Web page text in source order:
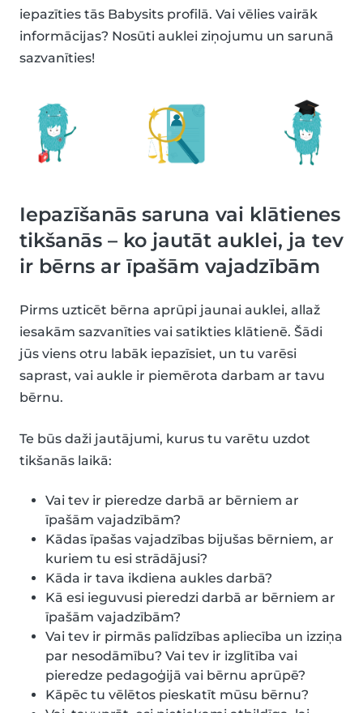
iepazīties tās Babysits profilā. Vai vēlies vairāk
informācijas? Nosūti auklei ziņojumu un sarunā
sazvanīties!
Iepazīšanās saruna vai klātienes
tikšanās – ko jautāt auklei, ja tev
ir bērns ar īpašām vajadzībām
Pirms uzticēt bērna aprūpi jaunai auklei, allaž
iesakām sazvanīties vai satikties klātienē. Šādi
jūs viens otru labāk iepazīsiet, un tu varēsi
saprast, vai aukle ir piemērota darbam ar tavu
bērnu.
Te būs daži jautājumi, kurus tu varētu uzdot
tikšanās laikā:
Vai tev ir pieredze darbā ar bērniem ar
īpašām vajadzībām?
Kādas īpašas vajadzības bijušas bērniem, ar
kuriem tu esi strādājusi?
Kāda ir tava ikdiena aukles darbā?
Kā esi ieguvusi pieredzi darbā ar bērniem ar
īpašām vajadzībām?
Vai tev ir pirmās palīdzības apliecība un izziņa
par nesodāmību? Vai tev ir izglītība vai
pieredze pedagoģijā vai bērnu aprūpē?
Kāpēc tu vēlētos pieskatīt mūsu bērnu?